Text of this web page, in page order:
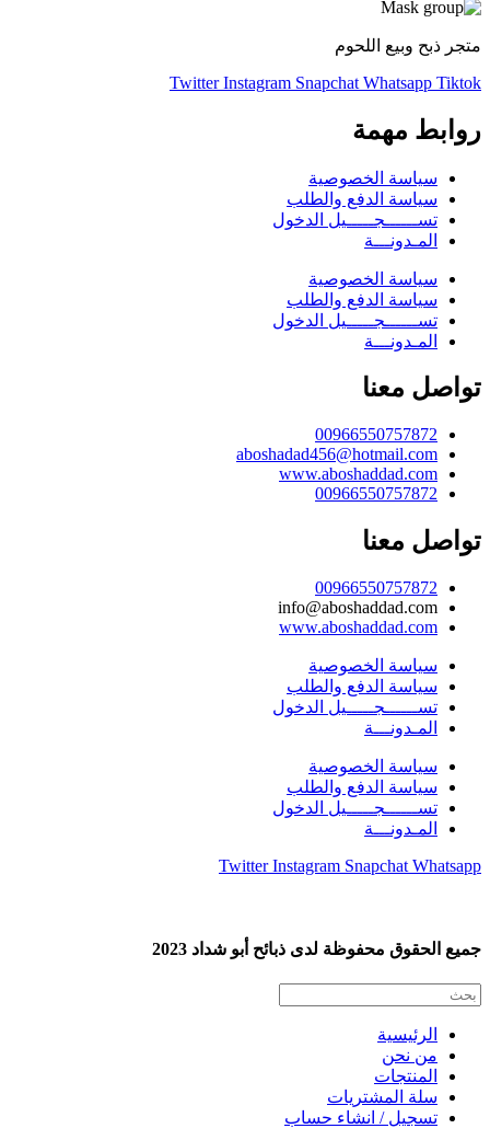
متجر ذبح وبيع اللحوم
Twitter Instagram Snapchat Whatsapp Tiktok
روابط مهمة
سياسة الخصوصية
سياسة الدفع والطلب
تســــــجـــــيل الدخول
المـدونـــة
سياسة الخصوصية
سياسة الدفع والطلب
تســــــجـــــيل الدخول
المـدونـــة
تواصل معنا
00966550757872
aboshadad456@hotmail.com
www.aboshaddad.com
00966550757872
تواصل معنا
00966550757872
info@aboshaddad.com
www.aboshaddad.com
سياسة الخصوصية
سياسة الدفع والطلب
تســــــجـــــيل الدخول
المـدونـــة
سياسة الخصوصية
سياسة الدفع والطلب
تســــــجـــــيل الدخول
المـدونـــة
Twitter Instagram Snapchat Whatsapp
جميع الحقوق محفوظة لدى ذبائح أبو شداد 2023
الرئيسية
من نحن
المنتجات
سلة المشتريات
تسجيل / انشاء حساب